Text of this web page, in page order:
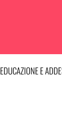
EDUCAZIONE E